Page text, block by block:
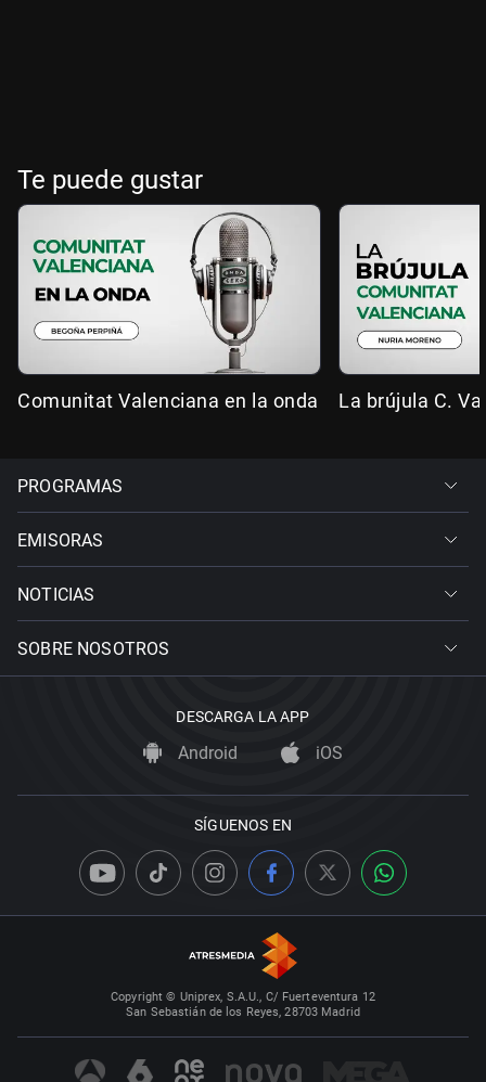
Te puede gustar
Comunitat Valenciana en la onda La brújula C.
PROGRAMAS
EMISORAS
NOTICIAS
SOBRE NOSOTROS
DESCARGA LA APP
Android iOS
SÍGUENOS EN
Copyright © Uniprex, S.A.U., C/ Fuerteventura 12
San Sebastián de los Reyes, 28703 Madrid